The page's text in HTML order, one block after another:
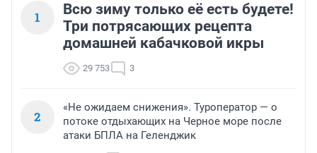
1
Всю зиму только её есть будете!
Три потрясающих рецепта
домашней кабачковой икры
29 753 3
2
«Не ожидаем снижения». Туроператор — о
потоке отдыхающих на Черное море после
атаки БПЛА на Геленджик